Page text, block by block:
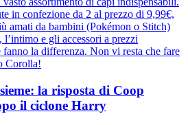
in confezione da 2 al prezzo di 9,99€,
amati da bambini (Pokémon o Stitch)
e gli accessori a prezzi
la differenza. Non vi resta che fare
Corolla!
la risposta di Coop
il ciclone Harry